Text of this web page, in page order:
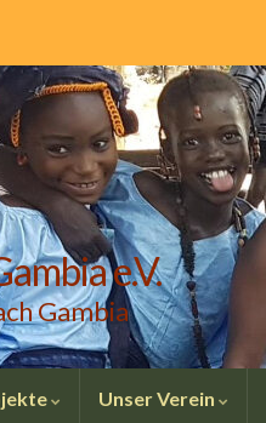
e.V.
Gambia
Unser Verein